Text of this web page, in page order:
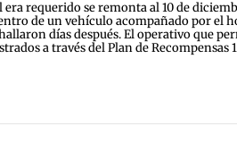
era requerido se remonta al 10 de
de un vehículo acompañado por el
días después. El operativo que
a través del Plan de Recompensas